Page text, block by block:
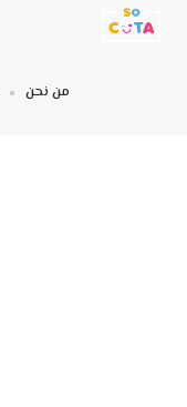
من نحن